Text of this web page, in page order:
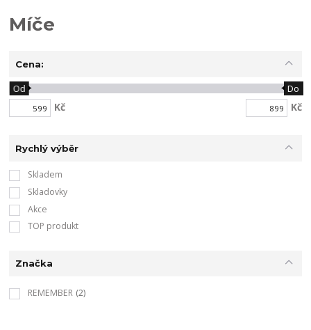
Míče
Cena:
Kč
Od Do
Kč
Rychlý výběr
Skladem
Skladovky
Akce
TOP produkt
Značka
REMEMBER (2)